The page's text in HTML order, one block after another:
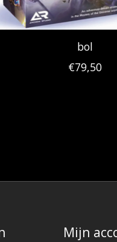
bol
€79,50
Mijn